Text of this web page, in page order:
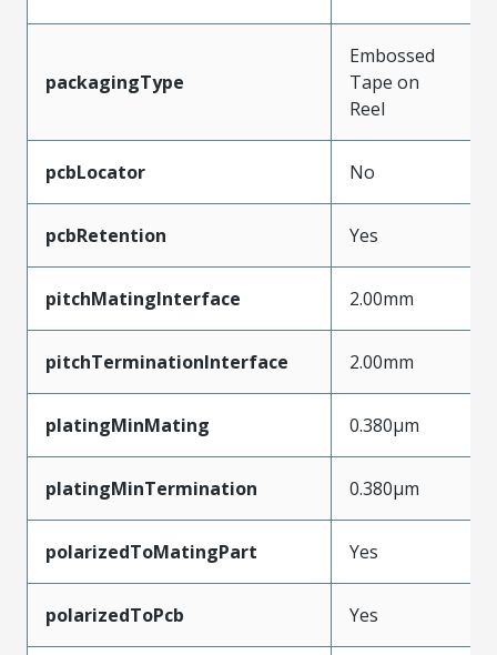
packagingType
Embossed
Tape on
Reel
pcbLocator No
pcbRetention Yes
pitchMatingInterface 2.00mm
pitchTerminationInterface 2.00mm
platingMinMating 0.380µm
platingMinTermination 0.380µm
polarizedToMatingPart Yes
polarizedToPcb Yes